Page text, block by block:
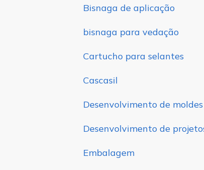
Bisnaga de aplicação
bisnaga para vedação
Cartucho para selantes
Cascasil
Desenvolvimento de moldes
Desenvolvimento de
Embalagem